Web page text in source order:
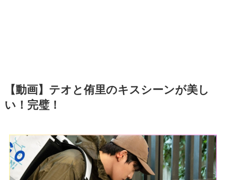
【動画】テオと侑里のキスシーンが美し
い！完璧！